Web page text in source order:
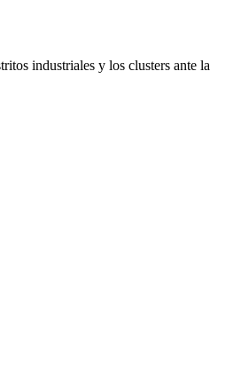
industriales y los clusters ante la